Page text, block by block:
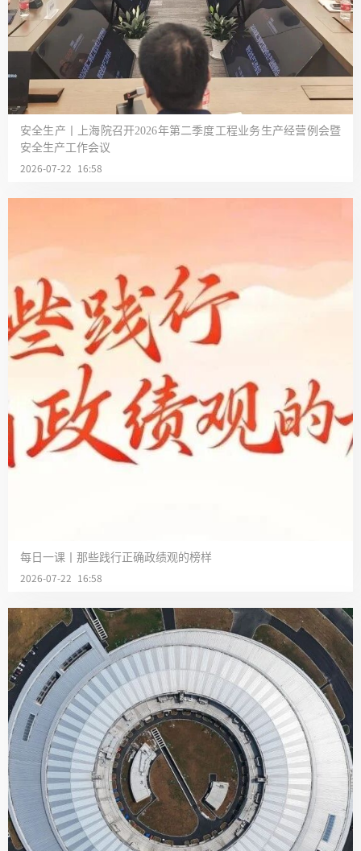
安全生产丨上海院召开2026年第二季度工程业务生产经营例会暨
安全生产工作会议
2026-07-22 16:58
每日一课丨那些践行正确政绩观的榜样
2026-07-22 16:58